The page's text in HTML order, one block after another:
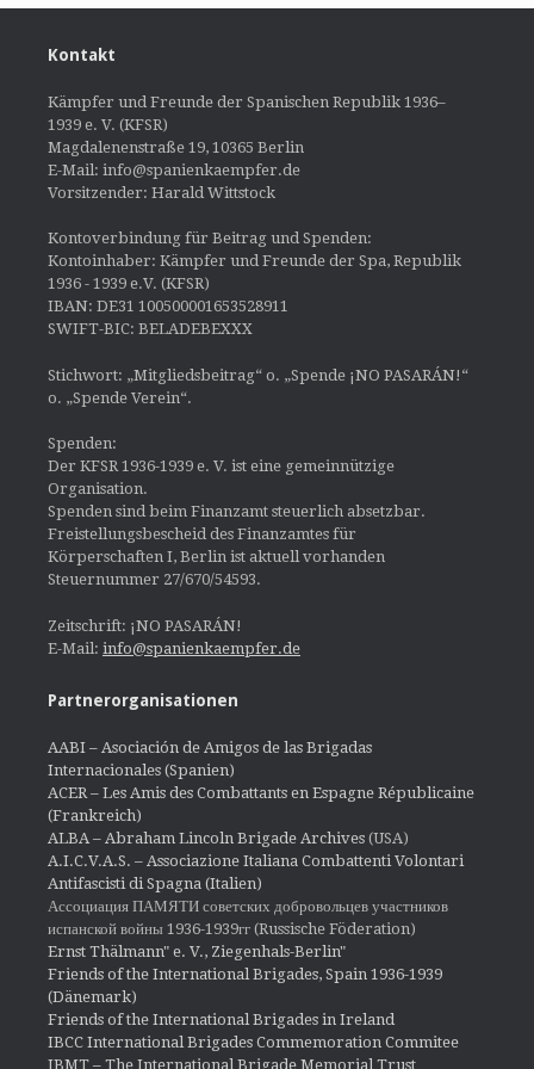
Kontakt
Kämpfer und Freunde der Spanischen Republik 1936–
1939 e. V. (KFSR)
Magdalenenstraße 19, 10365 Berlin
E-Mail: info@spanienkaempfer.de
Vorsitzender: Harald Wittstock
Kontoverbindung für Beitrag und Spenden:
Kontoinhaber: Kämpfer und Freunde der Spa, Republik
1936 - 1939 e.V. (KFSR)
IBAN: DE31 100500001653528911
SWIFT-BIC: BELADEBEXXX
Stichwort: „Mitgliedsbeitrag“ o. „Spende ¡NO PASARÁN!“
o. „Spende Verein“.
Spenden:
Der KFSR 1936-1939 e. V. ist eine gemeinnützige
Organisation.
Spenden sind beim Finanzamt steuerlich absetzbar.
Freistellungsbescheid des Finanzamtes für
Körperschaften I, Berlin ist aktuell vorhanden
Steuernummer 27/670/54593.
Zeitschrift: ¡NO PASARÁN!
E-Mail: info@spanienkaempfer.de
Partnerorganisationen
AABI – Asociación de Amigos de las Brigadas
Internacionales (Spanien)
ACER – Les Amis des Combattants en Espagne Républicaine
(Frankreich)
ALBA – Abraham Lincoln Brigade Archives (USA)
A.I.C.V.A.S. – Associazione Italiana Combattenti Volontari
Antifascisti di Spagna (Italien)
Ассоциация ПАМЯТИ советских добровольцев участников
испанской войны 1936-1939гг (Russische Föderation)
Ernst Thälmann" e. V., Ziegenhals-Berlin"
Friends of the International Brigades, Spain 1936-1939
(Dänemark)
Friends of the International Brigades in Ireland
IBCC International Brigades Commemoration Commitee
IBMT – The International Brigade Memorial Trust